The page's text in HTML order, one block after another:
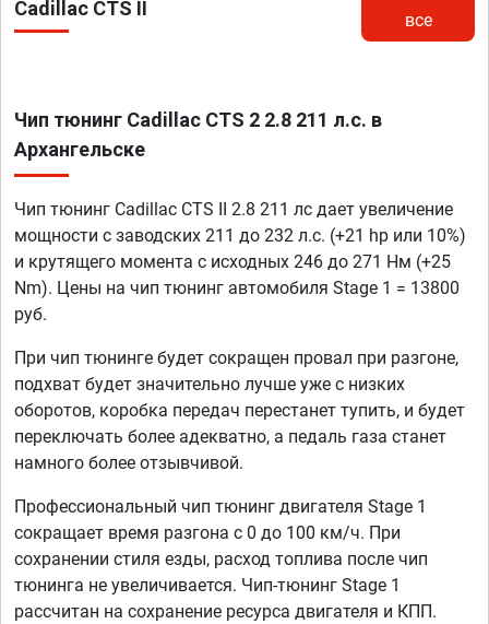
Cadillac CTS II
все
Чип тюнинг Cadillac CTS 2 2.8 211 л.с. в
Архангельске
Чип тюнинг Cadillac CTS II 2.8 211 лс дает увеличение
мощности с заводских 211 до 232 л.с. (+21 hp или 10%)
и крутящего момента с исходных 246 до 271 Нм (+25
Nm). Цены на чип тюнинг автомобиля Stage 1 = 13800
руб.
При чип тюнинге будет сокращен провал при разгоне,
подхват будет значительно лучше уже с низких
оборотов, коробка передач перестанет тупить, и будет
переключать более адекватно, а педаль газа станет
намного более отзывчивой.
Профессиональный чип тюнинг двигателя Stage 1
сокращает время разгона с 0 до 100 км/ч. При
сохранении стиля езды, расход топлива после чип
тюнинга не увеличивается. Чип-тюнинг Stage 1
рассчитан на сохранение ресурса двигателя и КПП.